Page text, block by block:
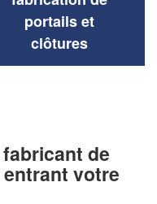
portails et
clôtures
de
votre